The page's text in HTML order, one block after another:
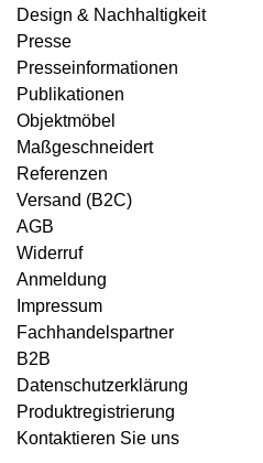
Design & Nachhaltigkeit
Presse
Presseinformationen
Publikationen
Objektmöbel
Maßgeschneidert
Referenzen
Versand (B2C)
AGB
Widerruf
Anmeldung
Impressum
Fachhandelspartner
B2B
Datenschutzerklärung
Produktregistrierung
Kontaktieren Sie uns